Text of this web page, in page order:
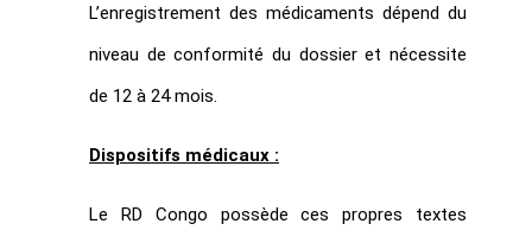
L’enregistrement des médicaments dépend du
niveau de conformité du dossier et nécessite
de 12 à 24 mois.
Dispositifs médicaux :
Le RD Congo possède ces propres textes